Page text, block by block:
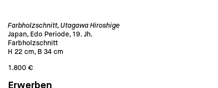
Farbholzschnitt, Utagawa Hiroshige
Japan, Edo Periode, 19. Jh.
Farbholzschnitt
H 22 cm, B 34 cm
1.800 €